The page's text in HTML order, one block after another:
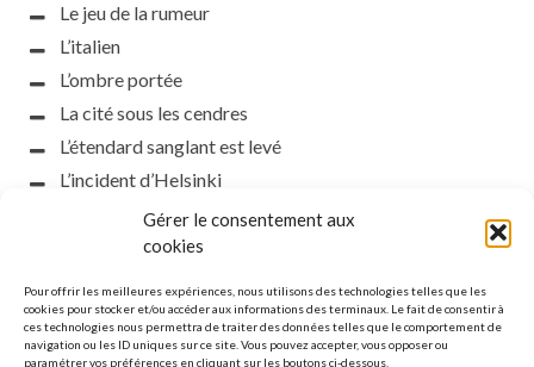
Gérer le consentement aux
cookies
Pour offrir les meilleures expériences, nous utilisons des technologies telles que les
cookies pour stocker et/ou accéder aux informations des terminaux. Le fait de consentir à
ces technologies nous permettra de traiter des données telles que le comportement de
navigation ou les ID uniques sur ce site. Vous pouvez accepter, vous opposer ou
paramétrer vos préférences en cliquant sur les boutons ci-dessous.
Le jeu de la rumeur
L’italien
L’ombre portée
La cité sous les cendres
L’étendard sanglant est levé
L’incident d’Helsinki
la petite fasciste
Toutes les nuances de la nuit
Que s’obscurcissent le soleil et la lumière
Le silence